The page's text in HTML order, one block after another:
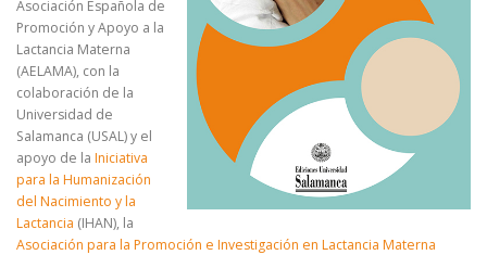
Asociación Española de
Promoción y Apoyo a la
Lactancia Materna
(AELAMA), con la
colaboración de la
Universidad de
Salamanca (USAL) y el
apoyo de la Iniciativa
para la Humanización
del Nacimiento y la
Lactancia (IHAN), la
Asociación para la Promoción e Investigación en Lactancia Materna